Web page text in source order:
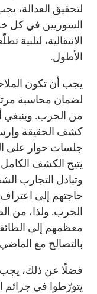
لتحقيق العدالة،
السوريين في كل
الانتقالية، لتلبية
الأطول.
يجب أن تكون
لضمان محاسبة
من الحرب. وينبغي
كشف الحقيقة
جلسات حوار على
يتيح الكشف الكامل
وتبادل التجارب
حاجتهم إلى
الحرب. ولذا، من
معظمهم إلى
بالتصالح مع
فضلًا عن ذلك، يجب
يتورّطوا في جرائم